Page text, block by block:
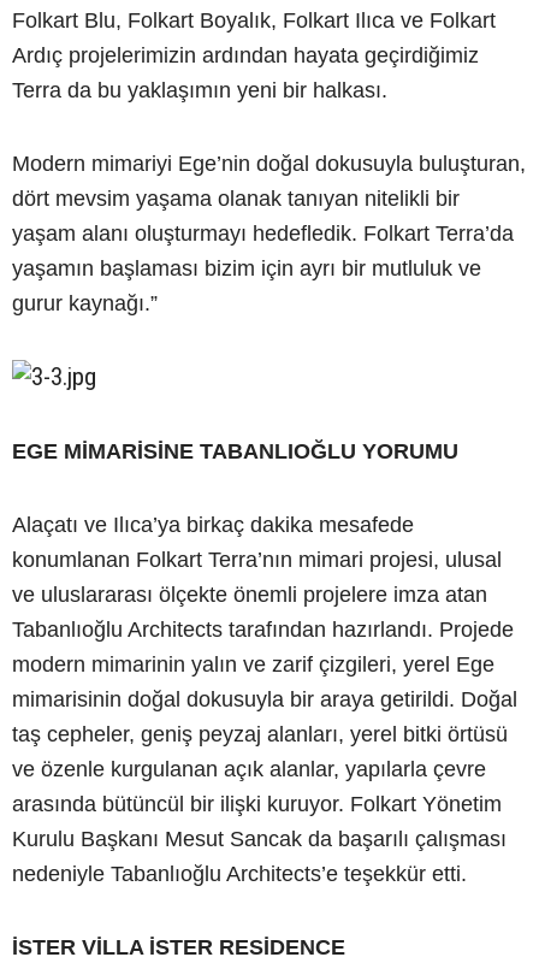
Folkart Blu, Folkart Boyalık, Folkart Ilıca ve Folkart
Ardıç projelerimizin ardından hayata geçirdiğimiz
Terra da bu yaklaşımın yeni bir halkası.
Modern mimariyi Ege’nin doğal dokusuyla buluşturan,
dört mevsim yaşama olanak tanıyan nitelikli bir
yaşam alanı oluşturmayı hedefledik. Folkart Terra’da
yaşamın başlaması bizim için ayrı bir mutluluk ve
gurur kaynağı.”
EGE MİMARİSİNE TABANLIOĞLU YORUMU
Alaçatı ve Ilıca’ya birkaç dakika mesafede
konumlanan Folkart Terra’nın mimari projesi, ulusal
ve uluslararası ölçekte önemli projelere imza atan
Tabanlıoğlu Architects tarafından hazırlandı. Projede
modern mimarinin yalın ve zarif çizgileri, yerel Ege
mimarisinin doğal dokusuyla bir araya getirildi. Doğal
taş cepheler, geniş peyzaj alanları, yerel bitki örtüsü
ve özenle kurgulanan açık alanlar, yapılarla çevre
arasında bütüncül bir ilişki kuruyor. Folkart Yönetim
Kurulu Başkanı Mesut Sancak da başarılı çalışması
nedeniyle Tabanlıoğlu Architects’e teşekkür etti.
İSTER VİLLA İSTER RESİDENCE